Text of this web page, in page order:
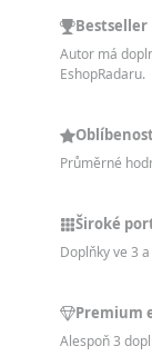
Bestseller
Autor má
EshopRadaru.
Oblíbenost
Průměrné
Široké
Doplňky ve 3
Premium
Alespoň 3